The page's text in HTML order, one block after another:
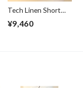
Tech Linen Short
Pants Gray
¥9,460